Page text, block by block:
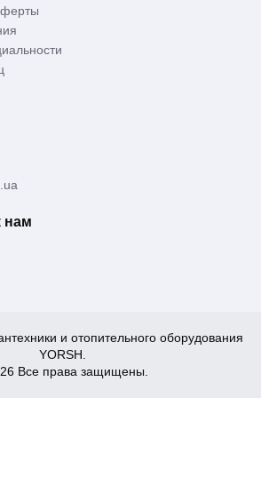
нам
и отопительного оборудования
YORSH.
Все права защищены.